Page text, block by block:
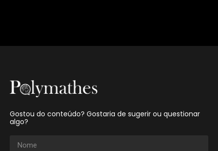
Gostou do conteúdo? Gostaria de sugerir ou questionar
algo?